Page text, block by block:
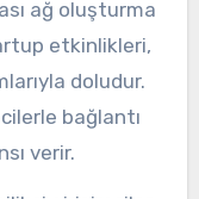
ağ oluşturma
etkinlikleri,
doludur.
bağlantı
verir.